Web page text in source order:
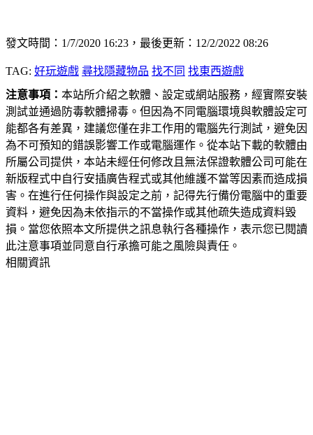
發文時間：1/7/2020 16:23，最後更新：12/2/2022 08:26
TAG: 好玩遊戲 尋找隱藏物品 找不同 找東西遊戲
注意事項： 本站所介紹之軟體、設定或網站服務，經實際安裝
測試並通過防毒軟體掃毒。但因為不同電腦環境與軟體設定可
能都各有差異，建議您僅在非工作用的電腦先行測試，避免因
為不可預知的錯誤影響工作或電腦運作。從本站下載的軟體由
所屬公司提供，本站未經任何修改且無法保證軟體公司可能在
新版程式中自行安插廣告程式或其他維護不當等因素而造成損
害。在進行任何操作與設定之前，記得先行備份電腦中的重要
資料，避免因為未依指示的不當操作或其他疏失造成資料毀
損。當您依照本文所提供之訊息執行各種操作，表示您已閱讀
此注意事項並同意自行承擔可能之風險與責任。
相關資訊